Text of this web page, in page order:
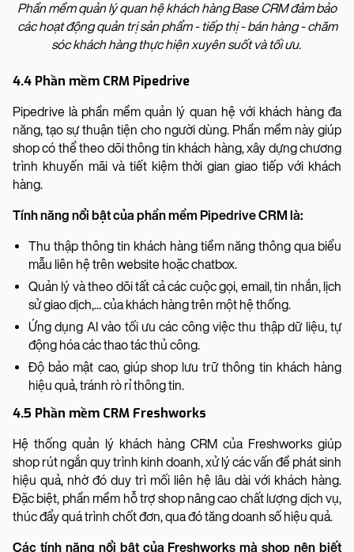
Phần mềm quản lý quan hệ khách hàng Base CRM đảm bảo
các hoạt động quản trị sản phẩm - tiếp thị - bán hàng - chăm
sóc khách hàng thực hiện xuyên suốt và tối ưu.
4.4 Phần mềm CRM Pipedrive
Pipedrive là phần mềm quản lý quan hệ với khách hàng đa
năng, tạo sự thuận tiện cho người dùng. Phần mềm này giúp
shop có thể theo dõi thông tin khách hàng, xây dựng chương
trình khuyến mãi và tiết kiệm thời gian giao tiếp với khách
hàng.
Tính năng nổi bật của phần mềm Pipedrive CRM là:
Thu thập thông tin khách hàng tiềm năng thông qua biểu
mẫu liên hệ trên website hoặc chatbox.
Quản lý và theo dõi tất cả các cuộc gọi, email, tin nhắn, lịch
sử giao dịch,... của khách hàng trên một hệ thống.
Ứng dụng AI vào tối ưu các công việc thu thập dữ liệu, tự
động hóa các thao tác thủ công.
Độ bảo mật cao, giúp shop lưu trữ thông tin khách hàng
hiệu quả, tránh rò rỉ thông tin.
4.5 Phần mềm CRM Freshworks
Hệ thống quản lý khách hàng CRM của Freshworks giúp
shop rút ngắn quy trình kinh doanh, xử lý các vấn đề phát sinh
hiệu quả, nhờ đó duy trì mối liên hệ lâu dài với khách hàng.
Đặc biệt, phần mềm hỗ trợ shop nâng cao chất lượng dịch vụ,
thúc đẩy quá trình chốt đơn, qua đó tăng doanh số hiệu quả.
Các tính năng nổi bật của Freshworks mà shop nên biết